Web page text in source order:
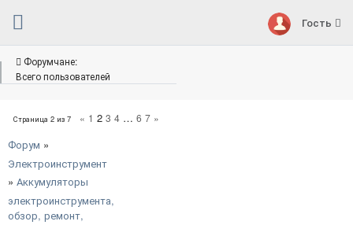
Гость
Форумчане:
Всего пользователей
Страница 2 из 7 « 1 2 3 4 … 6 7 »
Форум »
Электроинструмент
» Аккумуляторы
электроинструмента,
обзор, ремонт,